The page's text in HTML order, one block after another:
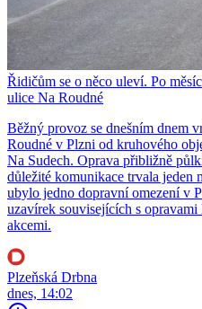
Řidičům se o něco uleví. Po
ulice Na Roudné
Běžný provoz se dnešním dnem
Roudné v Plzni od kruhového
Na Sudech. Oprava přibližně
důležité komunikace trvala jeden
ubylo jedno dopravní omezení v
uzavírek souvisejících s
akcemi.
Plzeňská Drbna
dnes, 14:02